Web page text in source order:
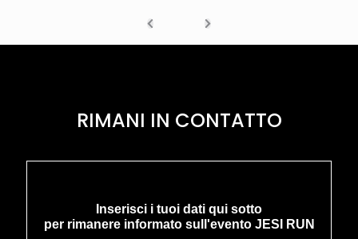
RIMANI IN CONTATTO
Inserisci i tuoi dati qui sotto
per rimanere informato sull'evento JESI RUN